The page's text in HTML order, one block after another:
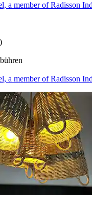
a member of Radisson
a member of Radisson